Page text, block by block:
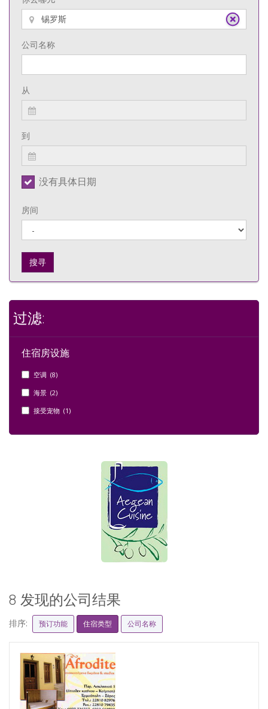
公司名称
从
到
没有具体日期
房间
搜寻
过滤:
住宿房设施
空调 (8)
海景 (2)
接受宠物 (1)
8 发现的公司结果
排序: 预订功能 住宿类型 公司名称